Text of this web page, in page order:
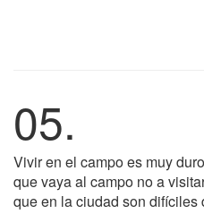
05.
Vivir en el campo es muy
que vaya al campo no a
que en la ciudad son difíciles